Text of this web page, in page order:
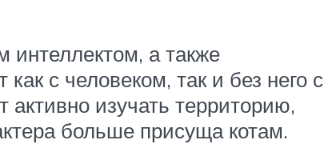
а также
с человеком, так и без него с
изучать территорию,
больше присуща котам.